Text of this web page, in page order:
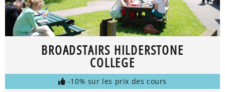
BROADSTAIRS HILDERSTONE
COLLEGE
-10% sur les prix des cours